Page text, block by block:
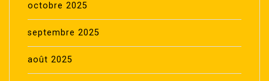
octobre 2025
septembre 2025
août 2025